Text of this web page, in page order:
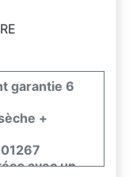
garantie 6
+
avec un